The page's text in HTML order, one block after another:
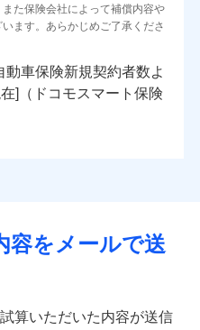
た保険会社によって補償内容や
ます。あらかじめご了承くださ
新規契約者数よ
在]（ドコモスマート保険
容をメールで送
算いただいた内容が送信